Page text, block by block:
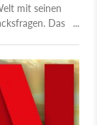
mit seinen
Das